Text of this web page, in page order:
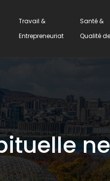
Travail &
Entrepreneuriat
Santé &
Qualité